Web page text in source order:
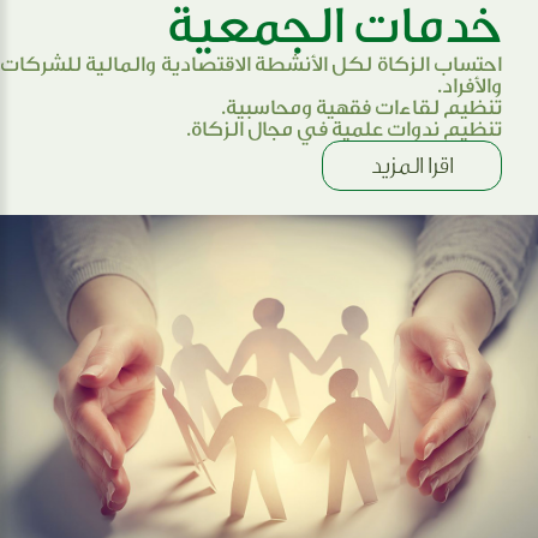
خدمات الجمعية
احتساب الزكاة لكل الأنشطة الاقتصادية والمالية للشركات
والأفراد.
تنظيم لقاءات فقهية ومحاسبية.
تنظيم ندوات علمية في مجال الزكاة.
اقرا المزيد